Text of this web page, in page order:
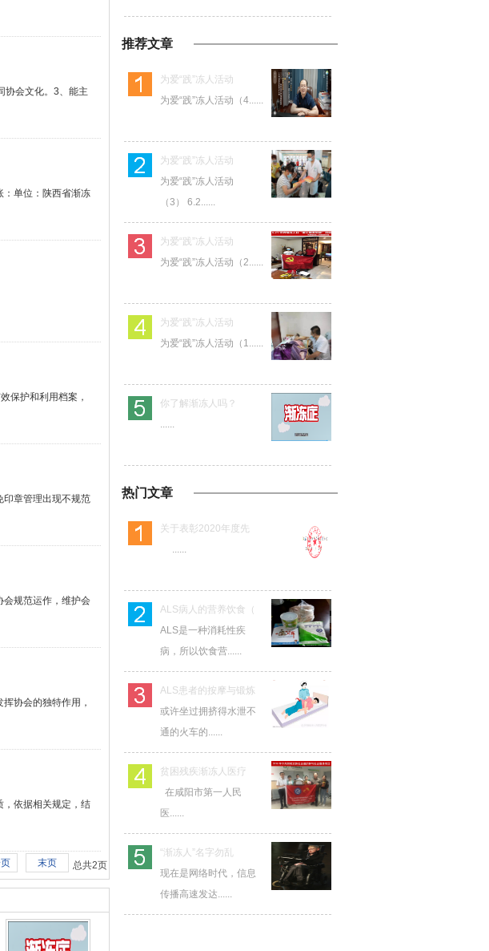
协会文化。3、能主
：单位：陕西省渐冻
保护和利用档案，
印章管理出现不规范
会规范运作，维护会
协会的独特作用，
，依据相关规定，结
末页 总共2页
推荐文章
为爱“践”冻人活动
为爱“践”冻人活动（4......
为爱“践”冻人活动
为爱“践”冻人活动
（3） 6.2......
为爱“践”冻人活动
为爱“践”冻人活动（2......
为爱“践”冻人活动
为爱“践”冻人活动（1......
你了解渐冻人吗？
......
热门文章
关于表彰2020年度先
......
ALS病人的营养饮食（
ALS是一种消耗性疾
病，所以饮食营......
ALS患者的按摩与锻炼
或许坐过拥挤得水泄不
通的火车的......
贫困残疾渐冻人医疗
在咸阳市第一人民
医......
“渐冻人”名字勿乱
现在是网络时代，信息
传播高速发达......